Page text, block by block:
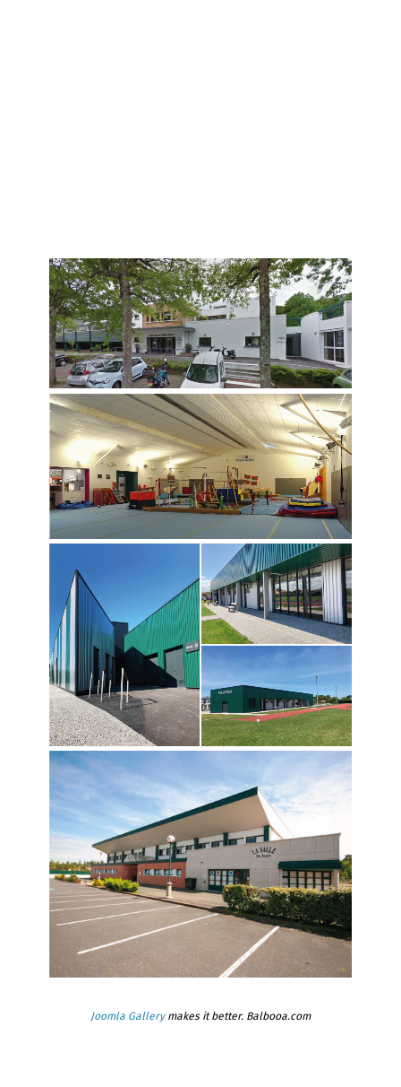
Joomla Gallerymakes it better. Balbooa.com